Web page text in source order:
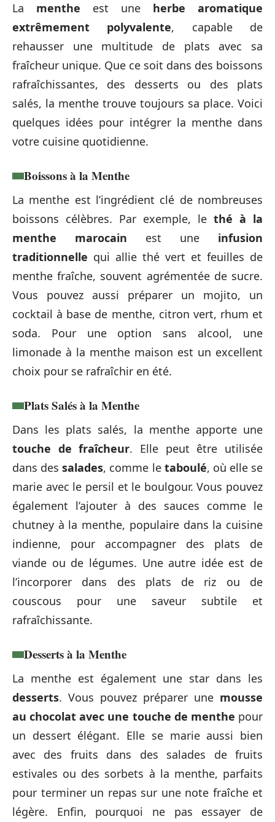
La menthe est une herbe aromatique
extrêmement polyvalente, capable de
rehausser une multitude de plats avec sa
fraîcheur unique. Que ce soit dans des boissons
rafraîchissantes, des desserts ou des plats
salés, la menthe trouve toujours sa place. Voici
quelques idées pour intégrer la menthe dans
votre cuisine quotidienne.
Boissons à la Menthe
La menthe est l’ingrédient clé de nombreuses
boissons célèbres. Par exemple, le thé à la
menthe marocain est une infusion
traditionnelle qui allie thé vert et feuilles de
menthe fraîche, souvent agrémentée de sucre.
Vous pouvez aussi préparer un mojito, un
cocktail à base de menthe, citron vert, rhum et
soda. Pour une option sans alcool, une
limonade à la menthe maison est un excellent
choix pour se rafraîchir en été.
Plats Salés à la Menthe
Dans les plats salés, la menthe apporte une
touche de fraîcheur. Elle peut être utilisée
dans dessalades, comme le taboulé, où elle se
marie avec le persil et le boulgour. Vous pouvez
également l’ajouter à des sauces comme le
chutney à la menthe, populaire dans la cuisine
indienne, pour accompagner des plats de
viande ou de légumes. Une autre idée est de
l’incorporer dans des plats de riz ou de
couscous pour une saveur subtile et
rafraîchissante.
Desserts à la Menthe
La menthe est également une star dans les
desserts. Vous pouvez préparer une mousse
au chocolat avec une touche de menthe pour
un dessert élégant. Elle se marie aussi bien
avec des fruits dans des salades de fruits
estivales ou des sorbets à la menthe, parfaits
pour terminer un repas sur une note fraîche et
légère. Enfin, pourquoi ne pas essayer de